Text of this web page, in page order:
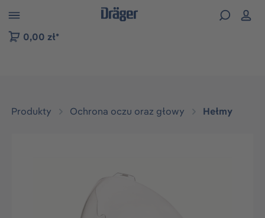
do nawigacji na platformie B2B
0,00 zł*
Produkty Ochrona oczu oraz głowy Hełmy